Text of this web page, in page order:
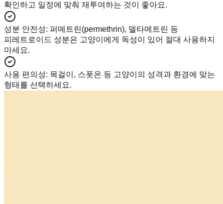
확인하고 일정에 맞춰 재투여하는 것이 좋아요.
성분 안전성: 퍼메트린(permethrin), 델타메트린 등
피레트로이드 성분은 고양이에게 독성이 있어 절대 사용하지
마세요.
사용 편의성: 목걸이, 스폿온 등 고양이의 성격과 환경에 맞는
형태를 선택하세요.